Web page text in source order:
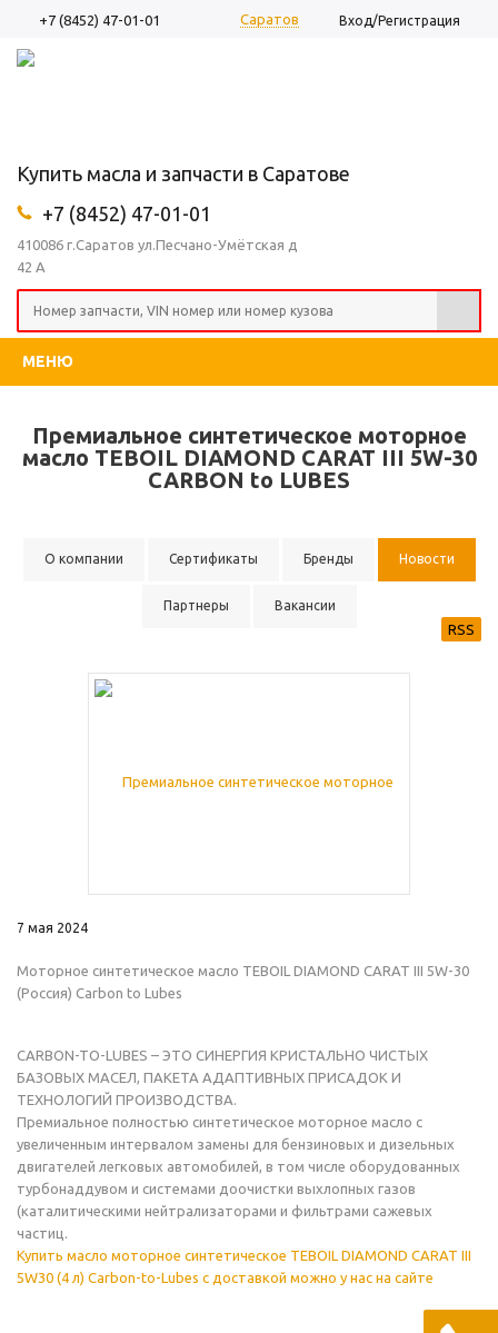
Саратов
+7 (8452) 47-01-01 Вход/Регистрация
МЕНЮ
Купить масла и запчасти в Саратове
410086 г.Саратов ул.Песчано-Умётская д
42 А
+7 (8452) 47-01-01
Премиальное синтетическое моторное
масло TEBOIL DIAMOND CARAT III 5W-30
CARBON to LUBES
О компании Сертификаты Бренды Новости
Партнеры Вакансии
RSS
7 мая 2024
Моторное синтетическое масло TEBOIL DIAMOND CARAT III 5W-30
(Россия) Carbon to Lubes
CARBON-TO-LUBES – ЭТО СИНЕРГИЯ КРИСТАЛЬНО ЧИСТЫХ
БАЗОВЫХ МАСЕЛ, ПАКЕТА АДАПТИВНЫХ ПРИСАДОК И
ТЕХНОЛОГИЙ ПРОИЗВОДСТВА.
Премиальное полностью синтетическое моторное масло с
увеличенным интервалом замены для бензиновых и дизельных
двигателей легковых автомобилей, в том числе оборудованных
турбонаддувом и системами доочистки выхлопных газов
(каталитическими нейтрализаторами и фильтрами сажевых
частиц.
Купить масло моторное синтетическое TEBOIL DIAMOND CARAT III
5W30 (4 л) Carbon-to-Lubes с доставкой можно у нас на сайте